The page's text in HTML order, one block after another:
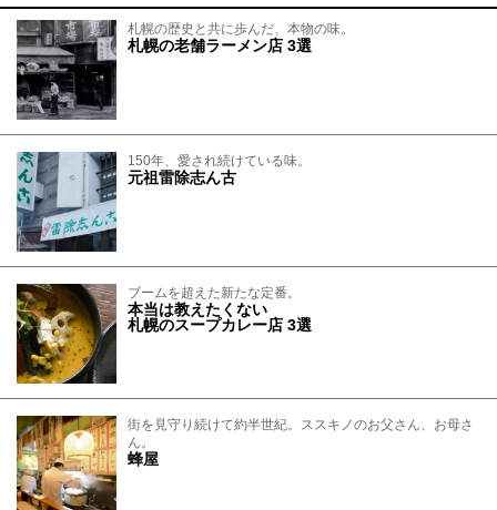
札幌の歴史と共に歩んだ、本物の味。
札幌の老舗ラーメン店 3選
150年、愛され続けている味。
元祖雷除志ん古
ブームを超えた新たな定番。
本当は教えたくない
札幌のスープカレー店 3選
街を見守り続けて約半世紀。ススキノのお父さん、お母さ
ん。
蜂屋